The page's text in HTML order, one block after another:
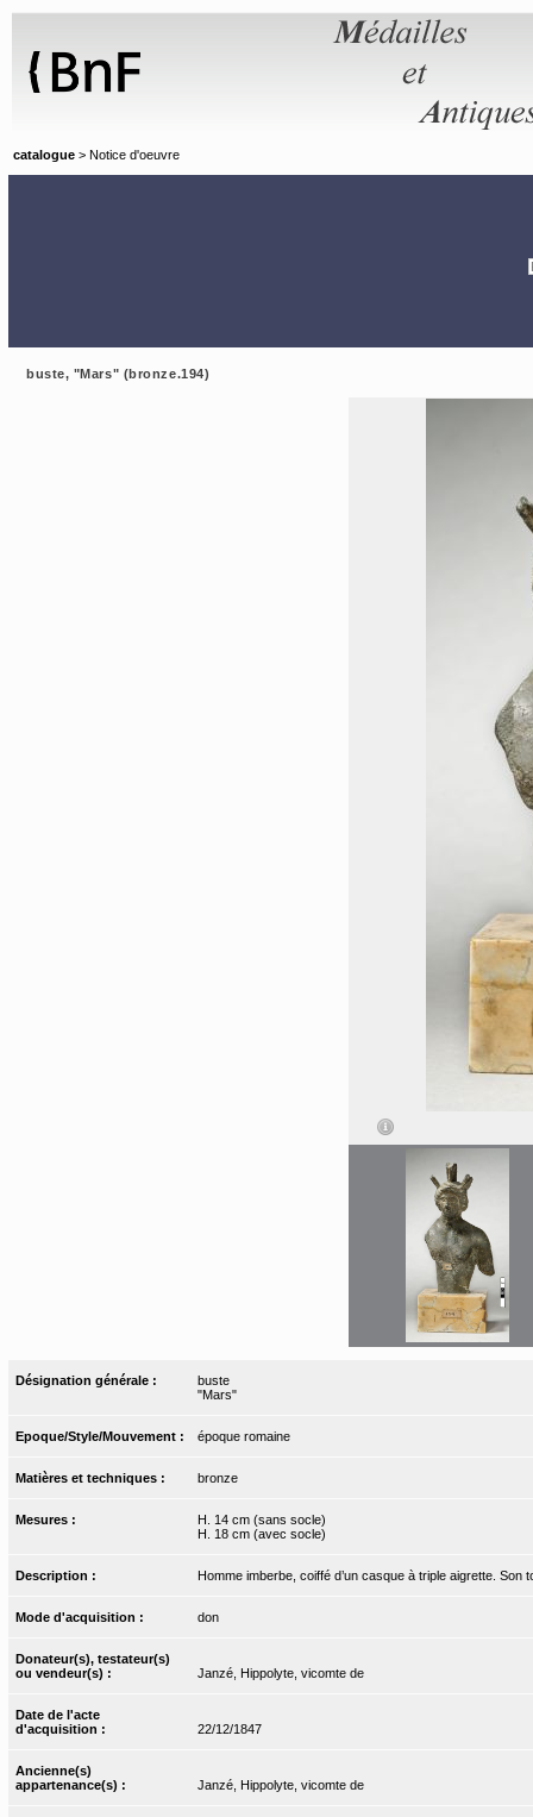
catalogue > Notice d'oeuvre
buste, "Mars" (bronze.194)
Désignation générale :
buste
"Mars"
Epoque/Style/Mouvement : époque romaine
Matières et techniques : bronze
Mesures :
H. 14 cm (sans socle)
H. 18 cm (avec socle)
Description : Homme imberbe, coiffé d’un casque à triple aigrette. Son
Mode d'acquisition : don
Donateur(s), testateur(s)
ou vendeur(s) :
Janzé, Hippolyte, vicomte de
Date de l'acte
d'acquisition :
22/12/1847
Ancienne(s)
appartenance(s) :
Janzé, Hippolyte, vicomte de